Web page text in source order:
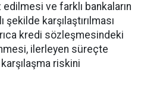
ve farklı bankaların
şekilde karşılaştırılması
kredi sözleşmesindeki
ilerleyen süreçte
riskini